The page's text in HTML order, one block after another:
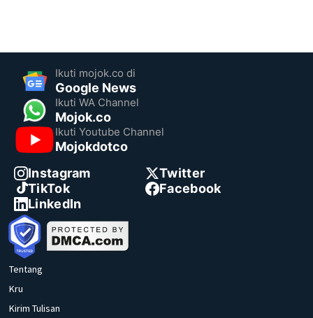
Ikuti mojok.co di
Google News
Ikuti WA Channel
Mojok.co
Ikuti Youtube Channel
Mojokdotco
Instagram
Twitter
TikTok
Facebook
LinkedIn
Tentang
Kru
Kirim Tulisan